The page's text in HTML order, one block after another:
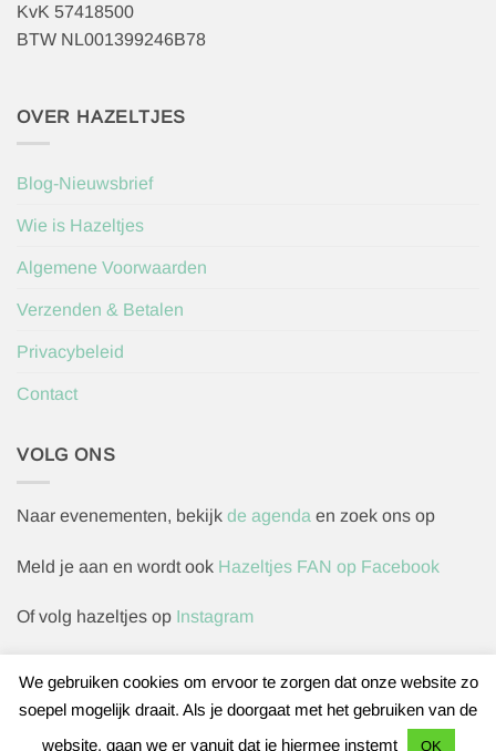
KvK 57418500
BTW NL001399246B78
OVER HAZELTJES
Blog-Nieuwsbrief
Wie is Hazeltjes
Algemene Voorwaarden
Verzenden & Betalen
Privacybeleid
Contact
VOLG ONS
Naar evenementen, bekijk de agenda en zoek ons op
Meld je aan en wordt ook Hazeltjes FAN op Facebook
Of volg hazeltjes op Instagram
Herroepingsverzoek indienen
We gebruiken cookies om ervoor te zorgen dat onze website zo
soepel mogelijk draait. Als je doorgaat met het gebruiken van de
website, gaan we er vanuit dat je hiermee instemt
OK